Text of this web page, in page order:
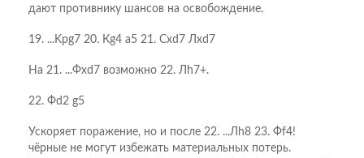
дают противнику шансов на освобождение.
19. ...Kрg7 20. Кg4 a5 21. Сxd7 Лxd7
На 21. ...Фхd7 возможно 22. Лh7+.
22. Фd2 g5
Ускоряет поражение, но и после 22. ...Лh8 23. Фf4!
чёрные не могут избежать материальных потерь.